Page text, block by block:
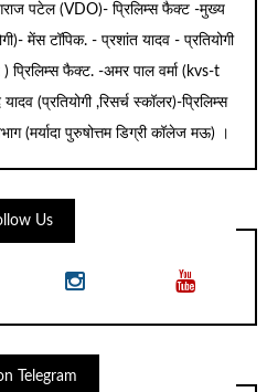
पटेल (VDO)- प्रिलिम्स फैक्ट -मुख्य
मेंस टॉपिक. - प्रशांत यादव - प्रतियोगी
फैक्ट. -अमर पाल वर्मा (kvs-t
(प्रतियोगी ,रिसर्च स्कॉलर)-प्रिलिम्स
(मर्यादा पुरुषोत्तम डिग्री कॉलेज मऊ) ।
Us
Telegram